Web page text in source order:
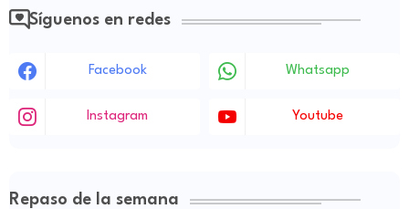
Síguenos en redes
Facebook Whatsapp
Instagram Youtube
Repaso de la semana